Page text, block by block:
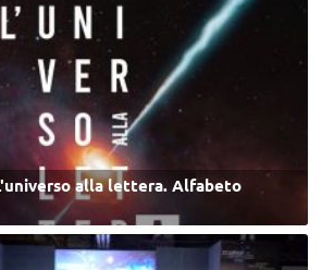
L'universo alla lettera. Alfabeto